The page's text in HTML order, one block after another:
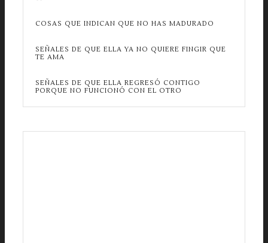
COSAS QUE INDICAN QUE NO HAS MADURADO
SEÑALES DE QUE ELLA YA NO QUIERE FINGIR QUE
TE AMA
SEÑALES DE QUE ELLA REGRESÓ CONTIGO
PORQUE NO FUNCIONÓ CON EL OTRO